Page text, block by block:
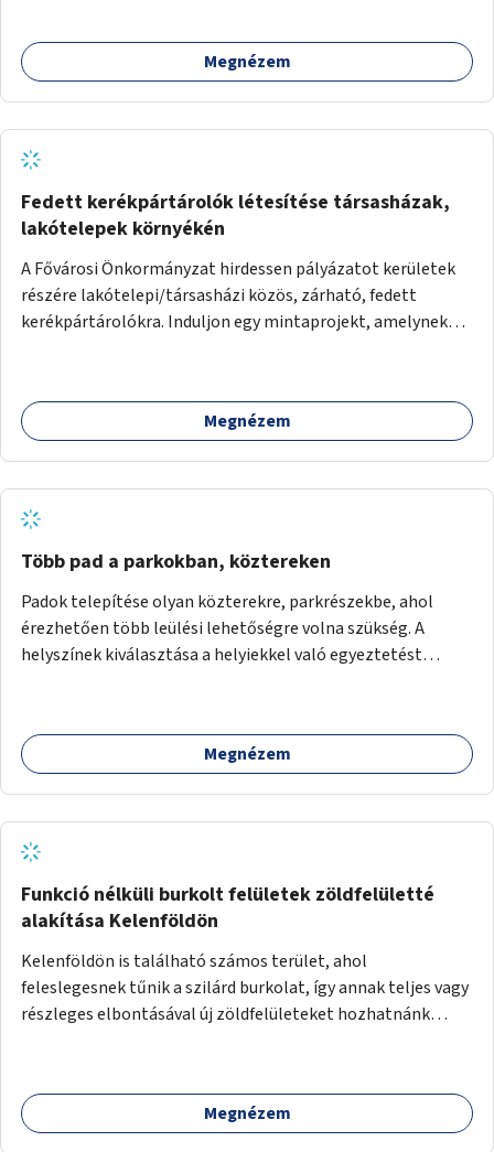
Megnézem
Fedett kerékpártárolók létesítése társasházak,
lakótelepek környékén
A Fővárosi Önkormányzat hirdessen pályázatot kerületek
részére lakótelepi/társasházi közös, zárható, fedett
kerékpártárolókra. Induljon egy mintaprojekt, amelynek
Megnézem
Több pad a parkokban, köztereken
Padok telepítése olyan közterekre, parkrészekbe, ahol
érezhetően több leülési lehetőségre volna szükség. A
helyszínek kiválasztása a helyiekkel való egyeztetést
Megnézem
Funkció nélküli burkolt felületek zöldfelületté
alakítása Kelenföldön
Kelenföldön is található számos terület, ahol
feleslegesnek tűnik a szilárd burkolat, így annak teljes vagy
részleges elbontásával új zöldfelületeket hozhatnánk
aszfaltos területek.
Megnézem